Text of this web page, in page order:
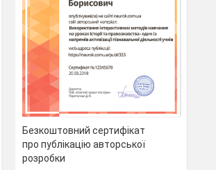
Безкоштовний сертифікат
про публікацію авторської
розробки